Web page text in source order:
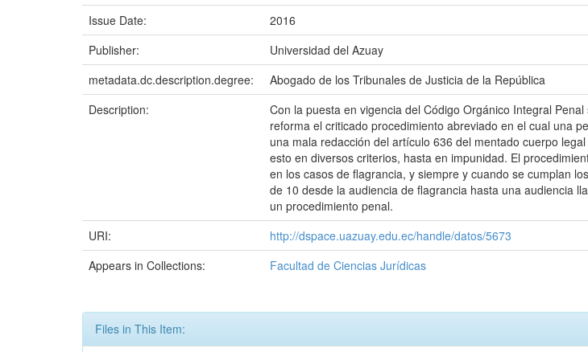
Issue Date:
2016
Publisher:
Universidad del Azuay
metadata.dc.description.degree:
Abogado de los Tribunales de Justicia de la República
Description:
Con la puesta en vigencia del Código Orgánico Integral
reforma el criticado procedimiento abreviado en el cual una
una mala redacción del artículo 636 del mentado cuerpo
esto en diversos criterios, hasta en impunidad. El
en los casos de flagrancia, y siempre y cuando se cumplan
de 10 desde la audiencia de flagrancia hasta una audiencia
un procedimiento penal.
URI:
http://dspace.uazuay.edu.ec/handle/datos/5673
Appears in Collections:
Facultad de Ciencias Jurídicas
Files in This Item: